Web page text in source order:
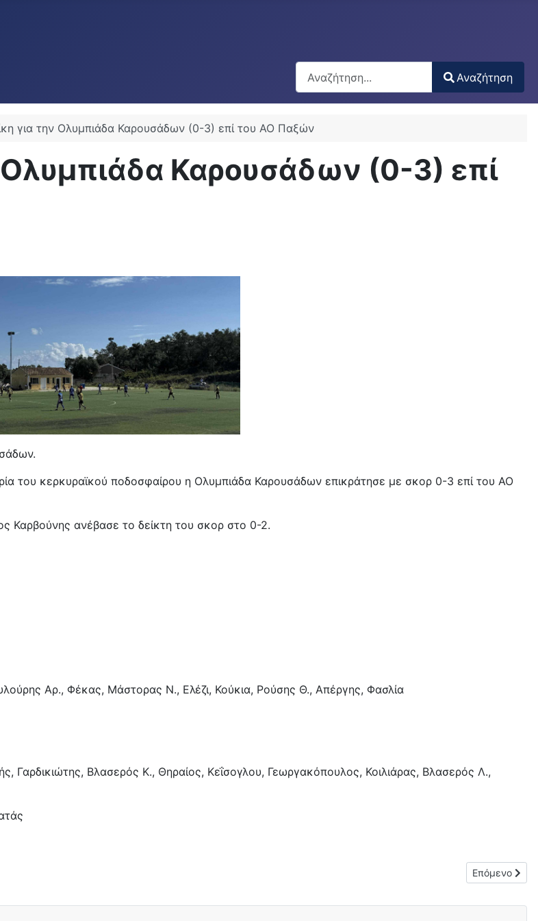
Αναζήτηση
Type 2 or more characters for results.
Αναζήτηση
για την Ολυμπιάδα Καρουσάδων (0-3) επί του ΑΟ Παξών
Ολυμπιάδα Καρουσάδων (0-3) επί
του κερκυραϊκού ποδοσφαίρου η Ολυμπιάδα Καρουσάδων επικράτησε με σκορ 0-3 επί του ΑΟ
Καρβούνης ανέβασε το δείκτη του σκορ στο 0-2.
Αρ., Φέκας, Μάστορας Ν., Ελέζι, Κούκια, Ρούσης Θ., Απέργης, Φασλία
Γαρδικιώτης, Βλασερός Κ., Θηραίος, Κεΐσογλου, Γεωργακόπουλος, Κοιλιάρας, Βλασερός Λ.,
Αγίου Νικολάου! Επόμενο
Επόμενο